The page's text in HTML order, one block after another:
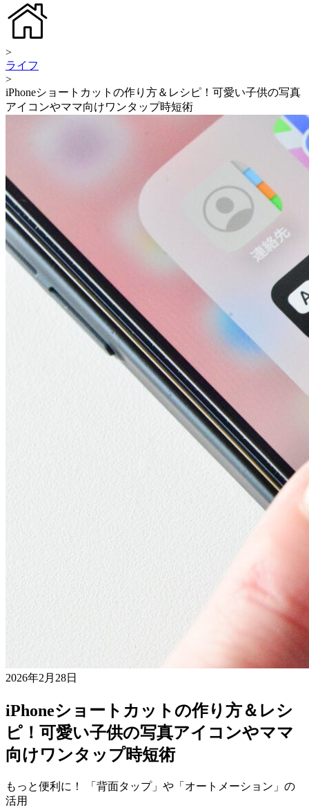
>
ライフ
>
iPhoneショートカットの作り方＆レシピ！可愛い子供の写真
アイコンやママ向けワンタップ時短術
2026年2月28日
iPhoneショートカットの作り方＆レシ
ピ！可愛い子供の写真アイコンやママ
向けワンタップ時短術
もっと便利に！ 「背面タップ」や「オートメーション」の
活用